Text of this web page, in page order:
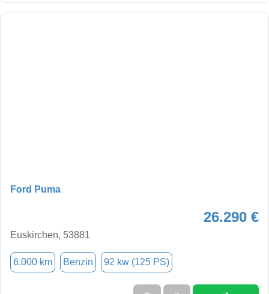
Ford Puma
26.290 €
Euskirchen, 53881
6.000 km Benzin 92 kw (125 PS)